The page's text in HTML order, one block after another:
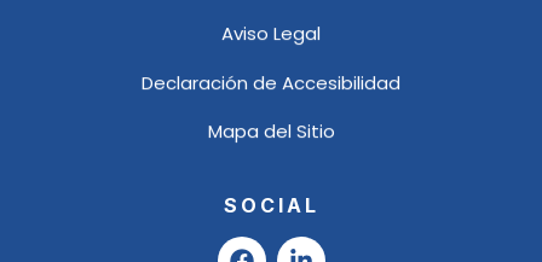
Aviso Legal
Declaración de Accesibilidad
Mapa del Sitio
SOCIAL
F
L